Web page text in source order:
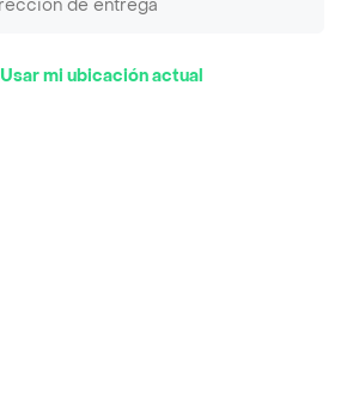
Usar mi ubicación actual